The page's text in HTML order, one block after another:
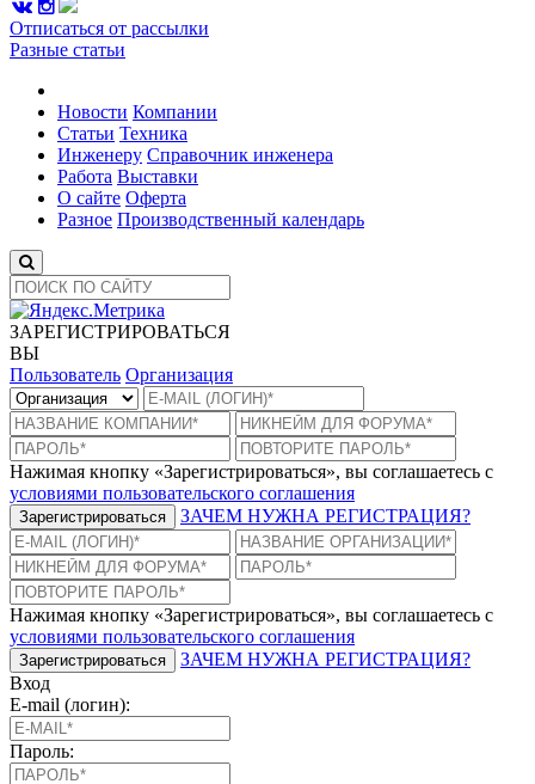
Отписаться от рассылки
Разные статьи
Новости Компании
Статьи Техника
Инженеру Справочник инженера
Работа Выставки
О сайте Оферта
Разное Производственный календарь
ЗАРЕГИСТРИРОВАТЬСЯ
ВЫ
Пользователь Организация
Нажимая кнопку «Зарегистрироваться», вы соглашаетесь с
условиями пользовательского соглашения
Зарегистрироваться ЗАЧЕМ НУЖНА РЕГИСТРАЦИЯ?
Нажимая кнопку «Зарегистрироваться», вы соглашаетесь с
условиями пользовательского соглашения
Зарегистрироваться
ЗАЧЕМ НУЖНА РЕГИСТРАЦИЯ?
Вход
E-mail (логин):
Пароль: